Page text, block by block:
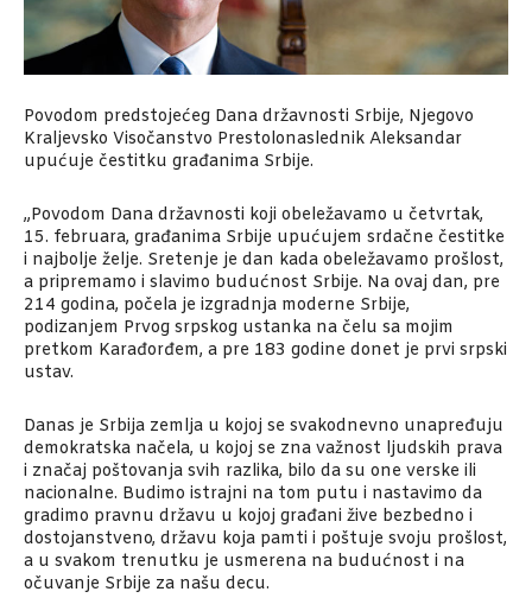
Povodom predstojećeg Dana državnosti Srbije, Njegovo
Kraljevsko Visočanstvo Prestolonaslednik Aleksandar
upućuje čestitku građanima Srbije.
„Povodom Dana državnosti koji obeležavamo u četvrtak,
15. februara, građanima Srbije upućujem srdačne čestitke
i najbolje želje. Sretenje je dan kada obeležavamo prošlost,
a pripremamo i slavimo budućnost Srbije. Na ovaj dan, pre
214 godina, počela je izgradnja moderne Srbije,
podizanjem Prvog srpskog ustanka na čelu sa mojim
pretkom Karađorđem, a pre 183 godine donet je prvi srpski
ustav.
Danas je Srbija zemlja u kojoj se svakodnevno unapređuju
demokratska načela, u kojoj se zna važnost ljudskih prava
i značaj poštovanja svih razlika, bilo da su one verske ili
nacionalne. Budimo istrajni na tom putu i nastavimo da
gradimo pravnu državu u kojoj građani žive bezbedno i
dostojanstveno, državu koja pamti i poštuje svoju prošlost,
a u svakom trenutku je usmerena na budućnost i na
očuvanje Srbije za našu decu.